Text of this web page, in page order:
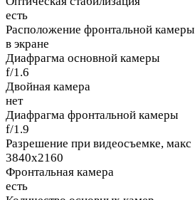
есть
Расположение фронтальной камеры
в экране
Диафрагма основной камеры
f/1.6
Двойная камера
нет
Диафрагма фронтальной камеры
f/1.9
Разрешение при видеосъемке, макс
3840x2160
Фронтальная камера
есть